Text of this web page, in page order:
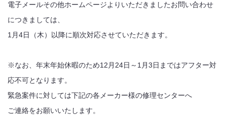
電子メールその他ホームページよりいただきましたお問い合わせ
につきましては、
1月4日（木）以降に順次対応させていただきます。
※なお、年末年始休暇のため12月24日～1月3日まではアフター対
応不可となります。
緊急案件に対しては下記の各メーカー様の修理センターへ
ご連絡をお願いいたします。